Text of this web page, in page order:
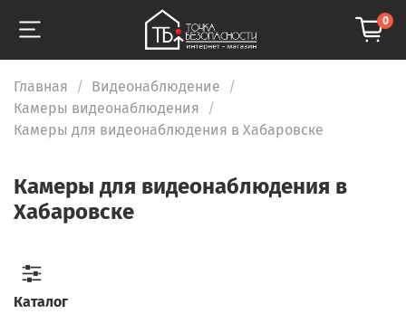
0
Главная
Видеонаблюдение
Камеры видеонаблюдения
Камеры для видеонаблюдения в Хабаровске
Камеры для видеонаблюдения в
Хабаровске
Каталог